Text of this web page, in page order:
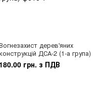
дерев'яних
ДСА-2 (1-а група)
180.00 грн. з ПДВ